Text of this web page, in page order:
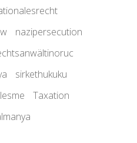
nazipersecution
sirkethukuku
Taxation